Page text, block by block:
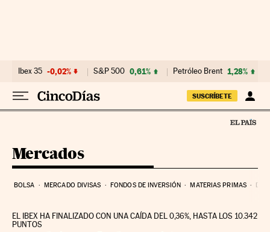
Ibex 35 -0,02% S&P 500 0,61% Petróleo Brent 1,28%
SUSCRÍBETE
Mercados
BOLSA MERCADO DIVISAS FONDOS DE INVERSIÓN MATERIAS PRIMAS
EL IBEX HA FINALIZADO CON UNA CAÍDA DEL 0,36%, HASTA LOS 10.342
PUNTOS